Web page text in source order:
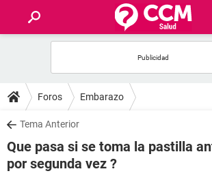
FOROS
SALUD
FAMILIA
Foros Embarazo
Tema Anterior
Que pasa si se toma la pastilla
por segunda vez ?